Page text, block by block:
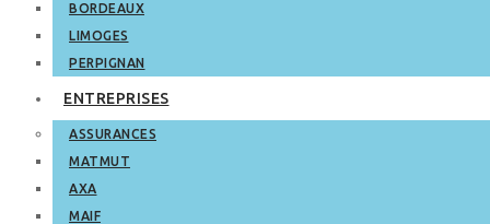
BORDEAUX
LIMOGES
PERPIGNAN
ENTREPRISES
ASSURANCES
MATMUT
AXA
MAIF